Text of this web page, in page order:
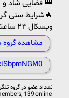
👑فضایی شاد و دوستانه در کنار هم 👑
🔥شرایط سنی گروه ۲۰ سال به بالا🔥
🎤ویسکال ۲۴ ساعته
مشاهده گروه
تعداد عضو در گروه
139 online